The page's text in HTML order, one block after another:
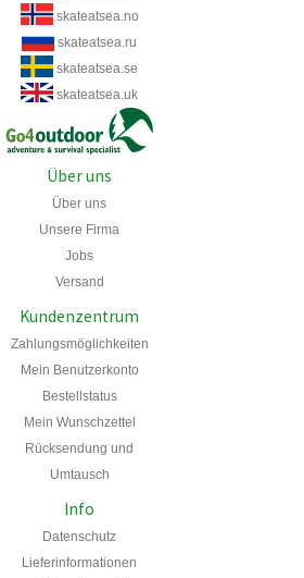
skateatsea.no
skateatsea.ru
skateatsea.se
skateatsea.uk
Über uns
Über uns
Unsere Firma
Jobs
Versand
Kundenzentrum
Zahlungsmöglichkeiten
Mein Benutzerkonto
Bestellstatus
Mein Wunschzettel
Rücksendung und
Umtausch
Info
Datenschutz
Lieferinformationen